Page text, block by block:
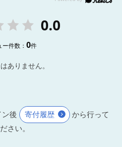
0.0
ー件数：0件
ありません。
ン後 寄付履歴
から行って
さい。